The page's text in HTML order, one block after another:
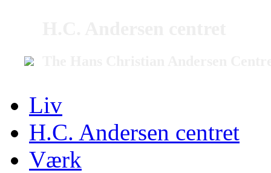
Liv
H.C. Andersen centret
Værk